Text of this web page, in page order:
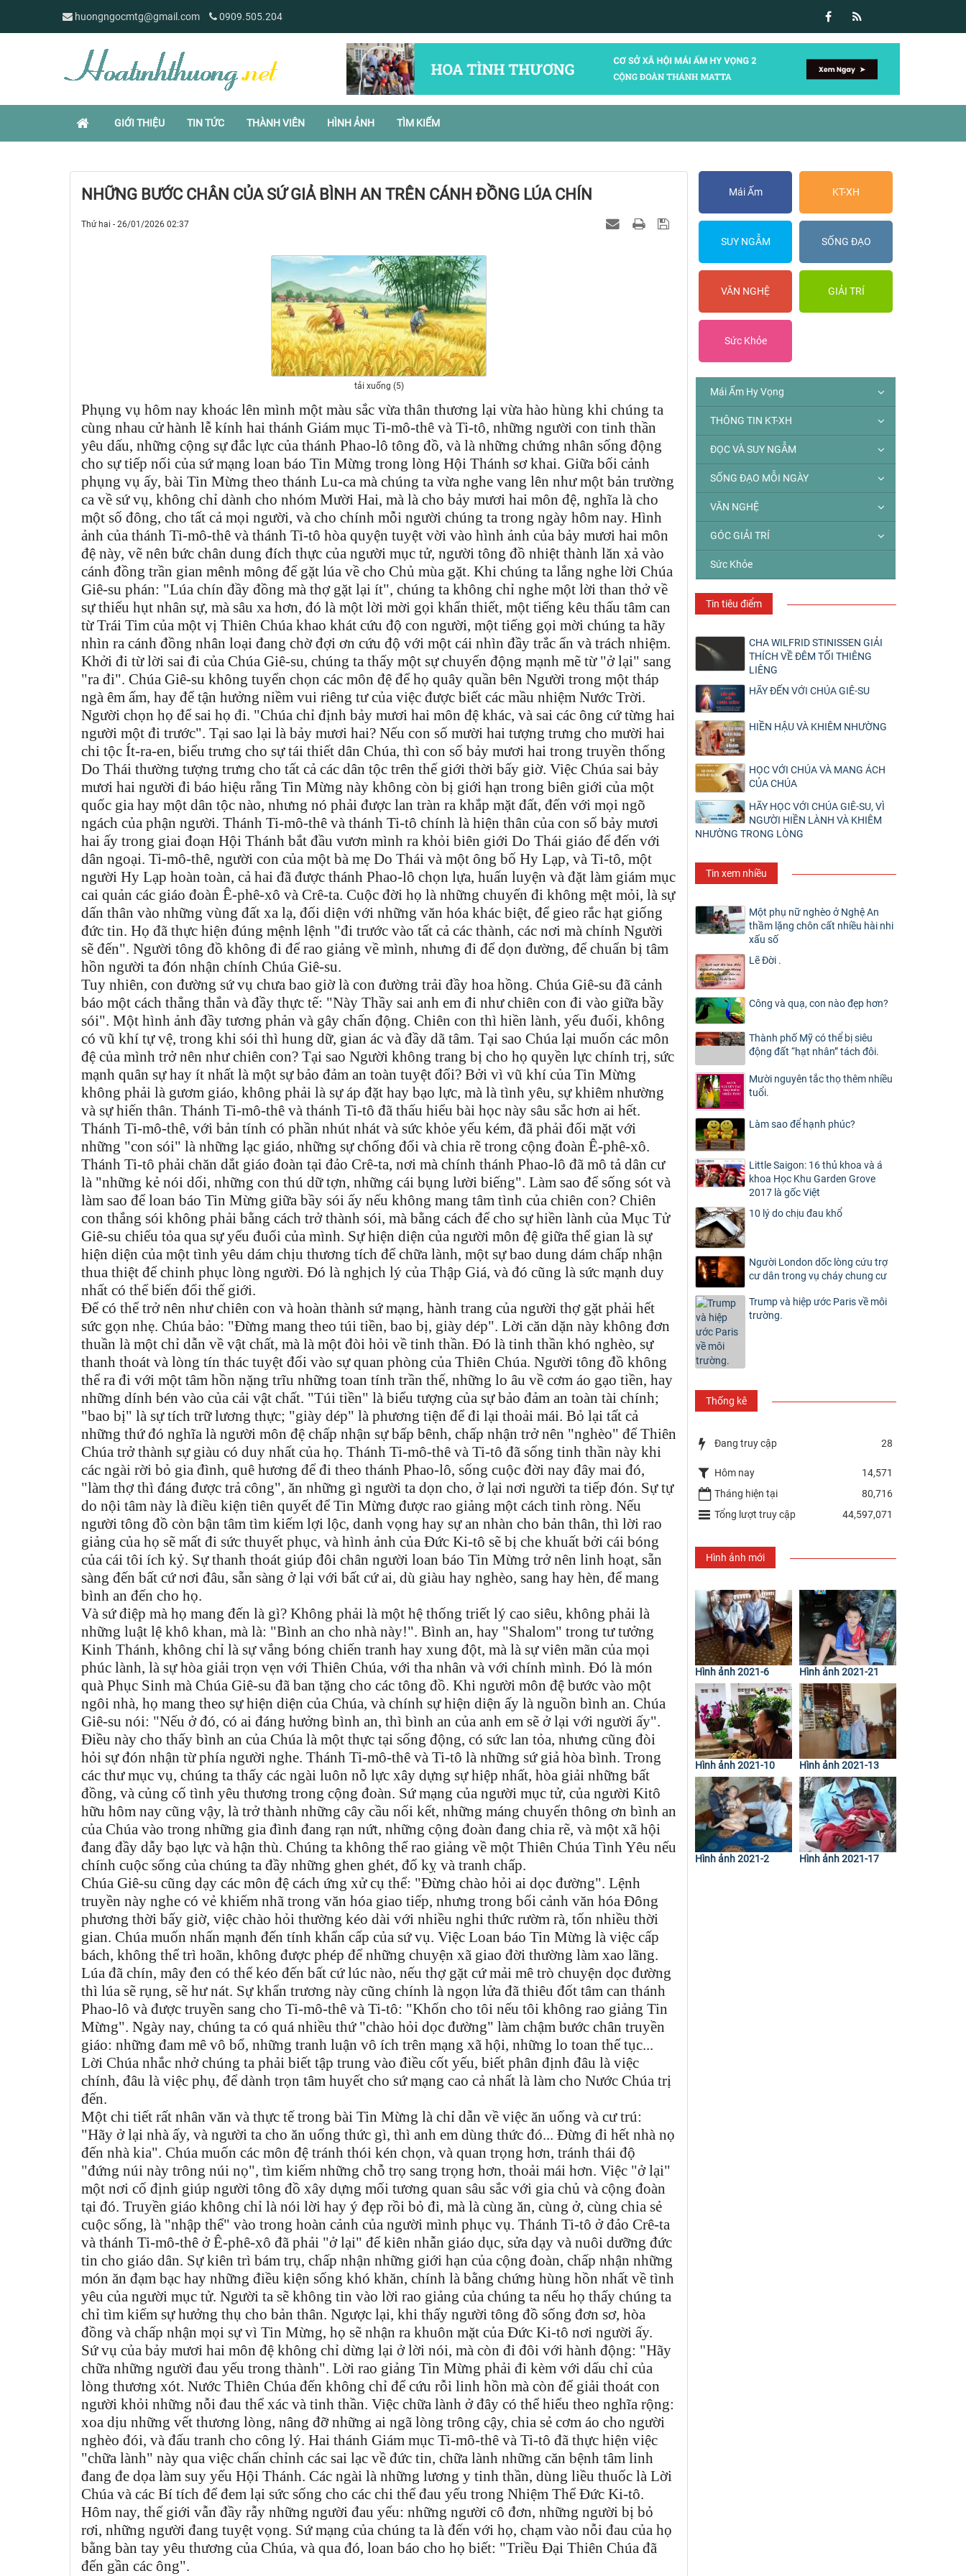
huongngocmtg@gmail.com 0909.505.204
GIỚI THIỆU TIN TỨC THÀNH VIÊN HÌNH ẢNH TÌM KIẾM
NHỮNG BƯỚC CHÂN CỦA SỨ GIẢ BÌNH AN TRÊN CÁNH ĐỒNG LÚA CHÍN
Thứ hai - 26/01/2026 02:37
tải xuống (5)
Phụng vụ hôm nay khoác lên mình một màu sắc vừa thân thương lại vừa hào hùng khi chúng ta
cùng nhau cử hành lễ kính hai thánh Giám mục Ti-mô-thê và Ti-tô, những người con tinh thần
yêu dấu, những cộng sự đắc lực của thánh Phao-lô tông đồ, và là những chứng nhân sống động
cho sự tiếp nối của sứ mạng loan báo Tin Mừng trong lòng Hội Thánh sơ khai. Giữa bối cảnh
phụng vụ ấy, bài Tin Mừng theo thánh Lu-ca mà chúng ta vừa nghe vang lên như một bản trường
ca về sứ vụ, không chỉ dành cho nhóm Mười Hai, mà là cho bảy mươi hai môn đệ, nghĩa là cho
một số đông, cho tất cả mọi người, và cho chính mỗi người chúng ta trong ngày hôm nay. Hình
ảnh của thánh Ti-mô-thê và thánh Ti-tô hòa quyện tuyệt vời vào hình ảnh của bảy mươi hai môn
đệ này, vẽ nên bức chân dung đích thực của người mục tử, người tông đồ nhiệt thành lăn xả vào
cánh đồng trần gian mênh mông để gặt lúa về cho Chủ mùa gặt. Khi chúng ta lắng nghe lời Chúa
Giê-su phán: "Lúa chín đầy đồng mà thợ gặt lại ít", chúng ta không chỉ nghe một lời than thở về
sự thiếu hụt nhân sự, mà sâu xa hơn, đó là một lời mời gọi khẩn thiết, một tiếng kêu thấu tâm can
từ Trái Tim của một vị Thiên Chúa khao khát cứu độ con người, một tiếng gọi mời chúng ta hãy
nhìn ra cánh đồng nhân loại đang chờ đợi ơn cứu độ với một cái nhìn đầy trắc ẩn và trách nhiệm.
Khởi đi từ lời sai đi của Chúa Giê-su, chúng ta thấy một sự chuyển động mạnh mẽ từ "ở lại" sang
"ra đi". Chúa Giê-su không tuyển chọn các môn đệ để họ quây quần bên Người trong một tháp
ngà êm ấm, hay để tận hưởng niềm vui riêng tư của việc được biết các mầu nhiệm Nước Trời.
Người chọn họ để sai họ đi. "Chúa chỉ định bảy mươi hai môn đệ khác, và sai các ông cứ từng hai
người một đi trước". Tại sao lại là bảy mươi hai? Nếu con số mười hai tượng trưng cho mười hai
chi tộc Ít-ra-en, biểu trưng cho sự tái thiết dân Chúa, thì con số bảy mươi hai trong truyền thống
Do Thái thường tượng trưng cho tất cả các dân tộc trên thế giới thời bấy giờ. Việc Chúa sai bảy
mươi hai người đi báo hiệu rằng Tin Mừng này không còn bị giới hạn trong biên giới của một
quốc gia hay một dân tộc nào, nhưng nó phải được lan tràn ra khắp mặt đất, đến với mọi ngõ
ngách của phận người. Thánh Ti-mô-thê và thánh Ti-tô chính là hiện thân của con số bảy mươi
hai ấy trong giai đoạn Hội Thánh bắt đầu vươn mình ra khỏi biên giới Do Thái giáo để đến với
dân ngoại. Ti-mô-thê, người con của một bà mẹ Do Thái và một ông bố Hy Lạp, và Ti-tô, một
người Hy Lạp hoàn toàn, cả hai đã được thánh Phao-lô chọn lựa, huấn luyện và đặt làm giám mục
cai quản các giáo đoàn Ê-phê-xô và Crê-ta. Cuộc đời họ là những chuyến đi không mệt mỏi, là sự
dấn thân vào những vùng đất xa lạ, đối diện với những văn hóa khác biệt, để gieo rắc hạt giống
đức tin. Họ đã thực hiện đúng mệnh lệnh "đi trước vào tất cả các thành, các nơi mà chính Người
sẽ đến". Người tông đồ không đi để rao giảng về mình, nhưng đi để dọn đường, để chuẩn bị tâm
hồn người ta đón nhận chính Chúa Giê-su.
Tuy nhiên, con đường sứ vụ chưa bao giờ là con đường trải đầy hoa hồng. Chúa Giê-su đã cảnh
báo một cách thẳng thắn và đầy thực tế: "Này Thầy sai anh em đi như chiên con đi vào giữa bầy
sói". Một hình ảnh đầy tương phản và gây chấn động. Chiên con thì hiền lành, yếu đuối, không
có vũ khí tự vệ, trong khi sói thì hung dữ, gian ác và đầy dã tâm. Tại sao Chúa lại muốn các môn
đệ của mình trở nên như chiên con? Tại sao Người không trang bị cho họ quyền lực chính trị, sức
mạnh quân sự hay ít nhất là một sự bảo đảm an toàn tuyệt đối? Bởi vì vũ khí của Tin Mừng
không phải là gươm giáo, không phải là sự áp đặt hay bạo lực, mà là tình yêu, sự khiêm nhường
và sự hiến thân. Thánh Ti-mô-thê và thánh Ti-tô đã thấu hiểu bài học này sâu sắc hơn ai hết.
Thánh Ti-mô-thê, với bản tính có phần nhút nhát và sức khỏe yếu kém, đã phải đối mặt với
những "con sói" là những lạc giáo, những sự chống đối và chia rẽ trong cộng đoàn Ê-phê-xô.
Thánh Ti-tô phải chăn dắt giáo đoàn tại đảo Crê-ta, nơi mà chính thánh Phao-lô đã mô tả dân cư
là "những kẻ nói dối, những con thú dữ tợn, những cái bụng lười biếng". Làm sao để sống sót và
làm sao để loan báo Tin Mừng giữa bầy sói ấy nếu không mang tâm tình của chiên con? Chiên
con thắng sói không phải bằng cách trở thành sói, mà bằng cách để cho sự hiền lành của Mục Tử
Giê-su chiếu tỏa qua sự yếu đuối của mình. Sự hiện diện của người môn đệ giữa thế gian là sự
hiện diện của một tình yêu dám chịu thương tích để chữa lành, một sự bao dung dám chấp nhận
thua thiệt để chinh phục lòng người. Đó là nghịch lý của Thập Giá, và đó cũng là sức mạnh duy
nhất có thể biến đổi thế giới.
Để có thể trở nên như chiên con và hoàn thành sứ mạng, hành trang của người thợ gặt phải hết
sức gọn nhẹ. Chúa bảo: "Đừng mang theo túi tiền, bao bị, giày dép". Lời căn dặn này không đơn
thuần là một chỉ dẫn về vật chất, mà là một đòi hỏi về tinh thần. Đó là tinh thần khó nghèo, sự
thanh thoát và lòng tín thác tuyệt đối vào sự quan phòng của Thiên Chúa. Người tông đồ không
thể ra đi với một tâm hồn nặng trĩu những toan tính trần thế, những lo âu về cơm áo gạo tiền, hay
những dính bén vào của cải vật chất. "Túi tiền" là biểu tượng của sự bảo đảm an toàn tài chính;
"bao bị" là sự tích trữ lương thực; "giày dép" là phương tiện để đi lại thoải mái. Bỏ lại tất cả
những thứ đó nghĩa là người môn đệ chấp nhận sự bấp bênh, chấp nhận trở nên "nghèo" để Thiên
Chúa trở thành sự giàu có duy nhất của họ. Thánh Ti-mô-thê và Ti-tô đã sống tinh thần này khi
các ngài rời bỏ gia đình, quê hương để đi theo thánh Phao-lô, sống cuộc đời nay đây mai đó,
"làm thợ thì đáng được trả công", ăn những gì người ta dọn cho, ở lại nơi người ta tiếp đón. Sự tự
do nội tâm này là điều kiện tiên quyết để Tin Mừng được rao giảng một cách tinh ròng. Nếu
người tông đồ còn bận tâm tìm kiếm lợi lộc, danh vọng hay sự an nhàn cho bản thân, thì lời rao
giảng của họ sẽ mất đi sức thuyết phục, và hình ảnh của Đức Ki-tô sẽ bị che khuất bởi cái bóng
của cái tôi ích kỷ. Sự thanh thoát giúp đôi chân người loan báo Tin Mừng trở nên linh hoạt, sẵn
sàng đến bất cứ nơi đâu, sẵn sàng ở lại với bất cứ ai, dù giàu hay nghèo, sang hay hèn, để mang
bình an đến cho họ.
Và sứ điệp mà họ mang đến là gì? Không phải là một hệ thống triết lý cao siêu, không phải là
những luật lệ khô khan, mà là: "Bình an cho nhà này!". Bình an, hay "Shalom" trong tư tưởng
Kinh Thánh, không chỉ là sự vắng bóng chiến tranh hay xung đột, mà là sự viên mãn của mọi
phúc lành, là sự hòa giải trọn vẹn với Thiên Chúa, với tha nhân và với chính mình. Đó là món
quà Phục Sinh mà Chúa Giê-su đã ban tặng cho các tông đồ. Khi người môn đệ bước vào một
ngôi nhà, họ mang theo sự hiện diện của Chúa, và chính sự hiện diện ấy là nguồn bình an. Chúa
Giê-su nói: "Nếu ở đó, có ai đáng hưởng bình an, thì bình an của anh em sẽ ở lại với người ấy".
Điều này cho thấy bình an của Chúa là một thực tại sống động, có sức lan tỏa, nhưng cũng đòi
hỏi sự đón nhận từ phía người nghe. Thánh Ti-mô-thê và Ti-tô là những sứ giả hòa bình. Trong
các thư mục vụ, chúng ta thấy các ngài luôn nỗ lực xây dựng sự hiệp nhất, hòa giải những bất
đồng, và củng cố tình yêu thương trong cộng đoàn. Sứ mạng của người mục tử, của người Kitô
hữu hôm nay cũng vậy, là trở thành những cây cầu nối kết, những máng chuyển thông ơn bình an
của Chúa vào trong những gia đình đang rạn nứt, những cộng đoàn đang chia rẽ, và một xã hội
đang đầy dẫy bạo lực và hận thù. Chúng ta không thể rao giảng về một Thiên Chúa Tình Yêu nếu
chính cuộc sống của chúng ta đầy những ghen ghét, đố kỵ và tranh chấp.
Chúa Giê-su cũng dạy các môn đệ cách ứng xử cụ thể: "Đừng chào hỏi ai dọc đường". Lệnh
truyền này nghe có vẻ khiếm nhã trong văn hóa giao tiếp, nhưng trong bối cảnh văn hóa Đông
phương thời bấy giờ, việc chào hỏi thường kéo dài với nhiều nghi thức rườm rà, tốn nhiều thời
gian. Chúa muốn nhấn mạnh đến tính khẩn cấp của sứ vụ. Việc Loan báo Tin Mừng là việc cấp
bách, không thể trì hoãn, không được phép để những chuyện xã giao đời thường làm xao lãng.
Lúa đã chín, mây đen có thể kéo đến bất cứ lúc nào, nếu thợ gặt cứ mải mê trò chuyện dọc đường
thì lúa sẽ rụng, sẽ hư nát. Sự khẩn trương này cũng chính là ngọn lửa đã thiêu đốt tâm can thánh
Phao-lô và được truyền sang cho Ti-mô-thê và Ti-tô: "Khốn cho tôi nếu tôi không rao giảng Tin
Mừng". Ngày nay, chúng ta có quá nhiều thứ "chào hỏi dọc đường" làm chậm bước chân truyền
giáo: những đam mê vô bổ, những tranh luận vô ích trên mạng xã hội, những lo toan thế tục...
Lời Chúa nhắc nhở chúng ta phải biết tập trung vào điều cốt yếu, biết phân định đâu là việc
chính, đâu là việc phụ, để dành trọn tâm huyết cho sứ mạng cao cả nhất là làm cho Nước Chúa trị
đến.
Một chi tiết rất nhân văn và thực tế trong bài Tin Mừng là chỉ dẫn về việc ăn uống và cư trú:
"Hãy ở lại nhà ấy, và người ta cho ăn uống thức gì, thì anh em dùng thức đó... Đừng đi hết nhà nọ
đến nhà kia". Chúa muốn các môn đệ tránh thói kén chọn, và quan trọng hơn, tránh thái độ
"đứng núi này trông núi nọ", tìm kiếm những chỗ trọ sang trọng hơn, thoải mái hơn. Việc "ở lại"
một nơi cố định giúp người tông đồ xây dựng mối tương quan sâu sắc với gia chủ và cộng đoàn
tại đó. Truyền giáo không chỉ là nói lời hay ý đẹp rồi bỏ đi, mà là cùng ăn, cùng ở, cùng chia sẻ
cuộc sống, là "nhập thể" vào trong hoàn cảnh của người mình phục vụ. Thánh Ti-tô ở đảo Crê-ta
và thánh Ti-mô-thê ở Ê-phê-xô đã phải "ở lại" để kiên nhẫn giáo dục, sửa dạy và nuôi dưỡng đức
tin cho giáo dân. Sự kiên trì bám trụ, chấp nhận những giới hạn của cộng đoàn, chấp nhận những
món ăn đạm bạc hay những điều kiện sống khó khăn, chính là bằng chứng hùng hồn nhất về tình
yêu của người mục tử. Người ta sẽ không tin vào lời rao giảng của chúng ta nếu họ thấy chúng ta
chỉ tìm kiếm sự hưởng thụ cho bản thân. Ngược lại, khi thấy người tông đồ sống đơn sơ, hòa
đồng và chấp nhận mọi sự vì Tin Mừng, họ sẽ nhận ra khuôn mặt của Đức Ki-tô nơi người ấy.
Sứ vụ của bảy mươi hai môn đệ không chỉ dừng lại ở lời nói, mà còn đi đôi với hành động: "Hãy
chữa những người đau yếu trong thành". Lời rao giảng Tin Mừng phải đi kèm với dấu chỉ của
lòng thương xót. Nước Thiên Chúa đến không chỉ để cứu rỗi linh hồn mà còn để giải thoát con
người khỏi những nỗi đau thể xác và tinh thần. Việc chữa lành ở đây có thể hiểu theo nghĩa rộng:
xoa dịu những vết thương lòng, nâng đỡ những ai ngã lòng trông cậy, chia sẻ cơm áo cho người
nghèo đói, và đấu tranh cho công lý. Hai thánh Giám mục Ti-mô-thê và Ti-tô đã thực hiện việc
"chữa lành" này qua việc chấn chỉnh các sai lạc về đức tin, chữa lành những căn bệnh tâm linh
đang đe dọa làm suy yếu Hội Thánh. Các ngài là những lương y tinh thần, dùng liều thuốc là Lời
Chúa và các Bí tích để đem lại sức sống cho các chi thể đau yếu trong Nhiệm Thể Đức Ki-tô.
Hôm nay, thế giới vẫn đầy rẫy những người đau yếu: những người cô đơn, những người bị bỏ
rơi, những người đang tuyệt vọng. Sứ mạng của chúng ta là đến với họ, chạm vào nỗi đau của họ
bằng bàn tay yêu thương của Chúa, và qua đó, loan báo cho họ biết: "Triều Đại Thiên Chúa đã
đến gần các ông".
Mái Ấm KT-XH
SUY NGẪM SỐNG ĐẠO
VĂN NGHỆ GIẢI TRÍ
Sức Khỏe
Mái Ấm Hy Vọng
THÔNG TIN KT-XH
ĐỌC VÀ SUY NGẪM
SỐNG ĐẠO MỖI NGÀY
VĂN NGHỆ
GÓC GIẢI TRÍ
Sức Khỏe
Tin tiêu điểm
CHA WILFRID STINISSEN GIẢI
THÍCH VỀ ĐÊM TỐI THIÊNG
LIÊNG
HÃY ĐẾN VỚI CHÚA GIÊ-SU
HIỀN HẬU VÀ KHIÊM NHƯỜNG
HỌC VỚI CHÚA VÀ MANG ÁCH
CỦA CHÚA
HÃY HỌC VỚI CHÚA GIÊ-SU, VÌ
NGƯỜI HIỀN LÀNH VÀ KHIÊM
NHƯỜNG TRONG LÒNG
Tin xem nhiều
Một phụ nữ nghèo ở Nghệ An
thầm lặng chôn cất nhiều hài nhi
xấu số
Lẽ Đời .
Công và quạ, con nào đẹp hơn?
Thành phố Mỹ có thể bị siêu
động đất “hạt nhân” tách đôi.
Mười nguyên tắc thọ thêm nhiều
tuổi.
Làm sao để hạnh phúc?
Little Saigon: 16 thủ khoa và á
khoa Học Khu Garden Grove
2017 là gốc Việt
10 lý do chịu đau khổ
Người London dốc lòng cứu trợ
cư dân trong vụ cháy chung cư
Trump và hiệp ước Paris về môi
trường.
Thống kê
Đang truy cập 28
Hôm nay
14,571
Tháng hiện tại
80,716
Tổng lượt truy cập
44,597,071
Hình ảnh mới
Hình ảnh 2021-6 Hình ảnh 2021-21
Hình ảnh 2021-10 Hình ảnh 2021-13
Hình ảnh 2021-2 Hình ảnh 2021-17